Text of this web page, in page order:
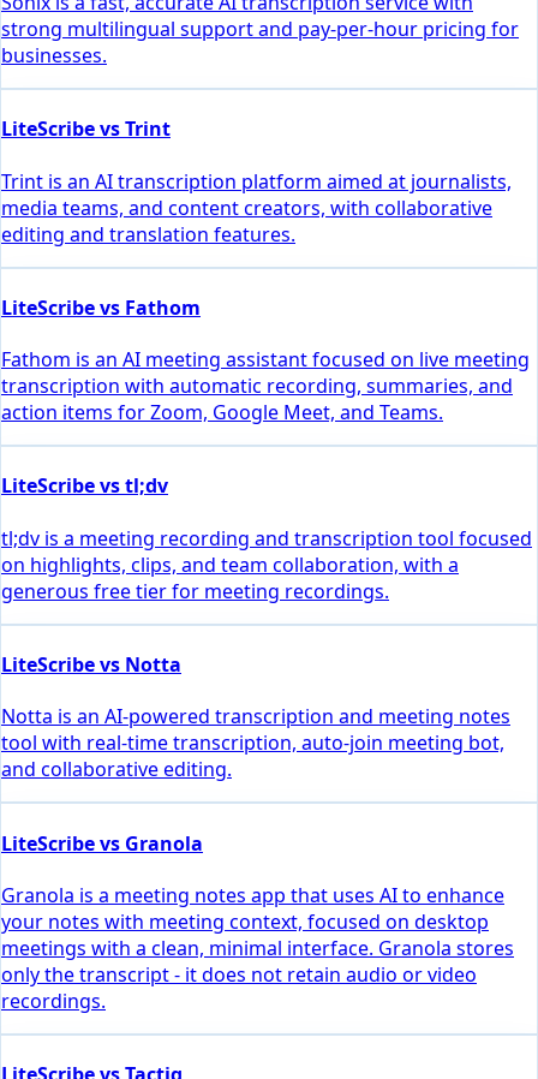
strong multilingual support and pay-per-hour pricing for
businesses.
LiteScribe vs Trint
Trint is an AI transcription platform aimed at journalists,
media teams, and content creators, with collaborative
editing and translation features.
LiteScribe vs Fathom
Fathom is an AI meeting assistant focused on live meeting
transcription with automatic recording, summaries, and
action items for Zoom, Google Meet, and Teams.
LiteScribe vs tl;dv
tl;dv is a meeting recording and transcription tool focused
on highlights, clips, and team collaboration, with a
generous free tier for meeting recordings.
LiteScribe vs Notta
Notta is an AI-powered transcription and meeting notes
tool with real-time transcription, auto-join meeting bot,
and collaborative editing.
LiteScribe vs Granola
Granola is a meeting notes app that uses AI to enhance
your notes with meeting context, focused on desktop
meetings with a clean, minimal interface. Granola stores
only the transcript - it does not retain audio or video
recordings.